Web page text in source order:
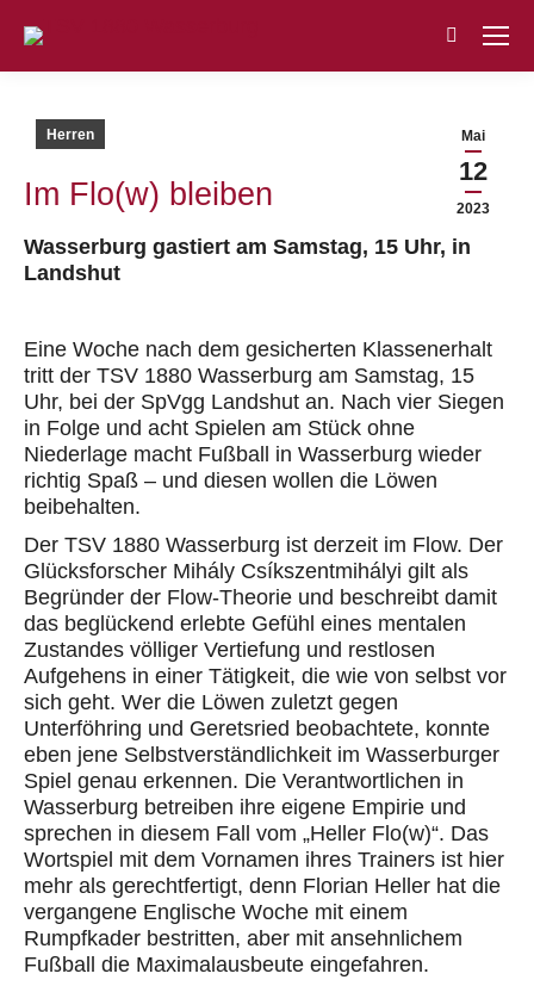
Search:
Mai
12
2023
Herren
Im Flo(w) bleiben
Wasserburg gastiert am Samstag, 15 Uhr, in
Landshut
Eine Woche nach dem gesicherten Klassenerhalt
tritt der TSV 1880 Wasserburg am Samstag, 15
Uhr, bei der SpVgg Landshut an. Nach vier Siegen
in Folge und acht Spielen am Stück ohne
Niederlage macht Fußball in Wasserburg wieder
richtig Spaß – und diesen wollen die Löwen
beibehalten.
Der TSV 1880 Wasserburg ist derzeit im Flow. Der
Glücksforscher Mihály Csíkszentmihályi gilt als
Begründer der Flow-Theorie und beschreibt damit
das beglückend erlebte Gefühl eines mentalen
Zustandes völliger Vertiefung und restlosen
Aufgehens in einer Tätigkeit, die wie von selbst vor
sich geht. Wer die Löwen zuletzt gegen
Unterföhring und Geretsried beobachtete, konnte
eben jene Selbstverständlichkeit im Wasserburger
Spiel genau erkennen. Die Verantwortlichen in
Wasserburg betreiben ihre eigene Empirie und
sprechen in diesem Fall vom „Heller Flo(w)“. Das
Wortspiel mit dem Vornamen ihres Trainers ist hier
mehr als gerechtfertigt, denn Florian Heller hat die
vergangene Englische Woche mit einem
Rumpfkader bestritten, aber mit ansehnlichem
Fußball die Maximalausbeute eingefahren.